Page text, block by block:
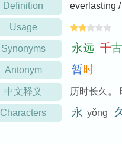
Definition everlasting
Usage
Synonyms 永远 千古
Antonym 暂时
中文释义 历时长久。
Characters 永 yǒng